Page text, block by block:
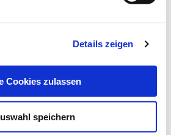
Details zeigen
Cookies zulassen
speichern
gegen
Magdeburg